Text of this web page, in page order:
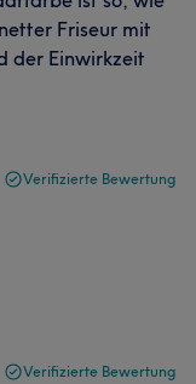
Friseur mit
der Einwirkzeit
Verifizierte Bewertung
Verifizierte Bewertung